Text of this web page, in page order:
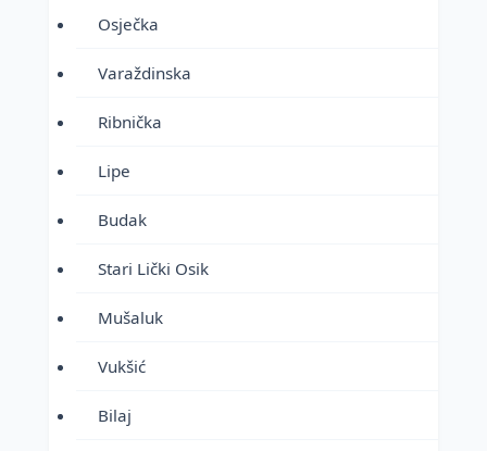
Osječka
Varaždinska
Ribnička
Lipe
Budak
Stari Lički Osik
Mušaluk
Vukšić
Bilaj